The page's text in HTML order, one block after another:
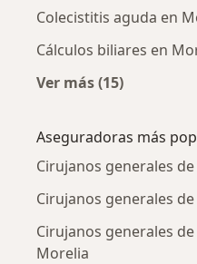
Colecistitis aguda en
Cálculos biliares en
Ver más (15)
Aseguradoras más
Cirujanos generales
Cirujanos generales
Cirujanos generales
Morelia